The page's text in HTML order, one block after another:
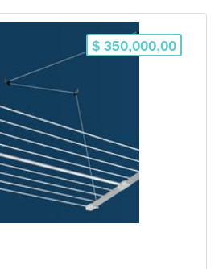
$ 350,000,00